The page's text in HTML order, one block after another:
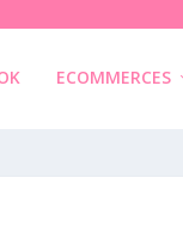
ECOMMERCES